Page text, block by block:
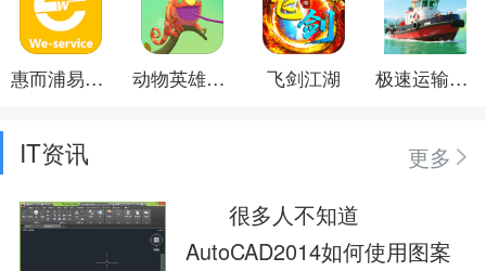
惠而浦易服务 动物英雄总动员 飞剑江湖 极速运输英雄
IT资讯
更多
很多人不知道
AutoCAD2014如何使用图案